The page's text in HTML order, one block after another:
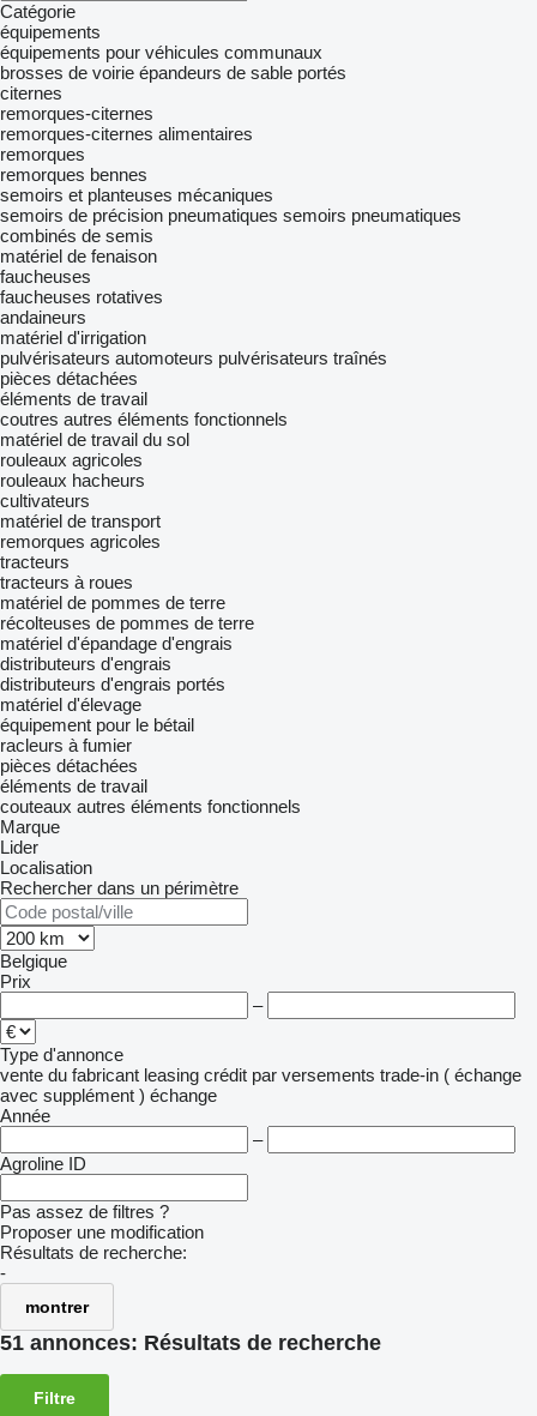
Catégorie
équipements
équipements pour véhicules communaux
brosses de voirie épandeurs de sable portés
citernes
remorques-citernes
remorques-citernes alimentaires
remorques
remorques bennes
semoirs et planteuses mécaniques
semoirs de précision pneumatiques semoirs pneumatiques
combinés de semis
matériel de fenaison
faucheuses
faucheuses rotatives
andaineurs
matériel d'irrigation
pulvérisateurs automoteurs pulvérisateurs traînés
pièces détachées
éléments de travail
coutres autres éléments fonctionnels
matériel de travail du sol
rouleaux agricoles
rouleaux hacheurs
cultivateurs
matériel de transport
remorques agricoles
tracteurs
tracteurs à roues
matériel de pommes de terre
récolteuses de pommes de terre
matériel d'épandage d'engrais
distributeurs d'engrais
distributeurs d'engrais portés
matériel d'élevage
équipement pour le bétail
racleurs à fumier
pièces détachées
éléments de travail
couteaux autres éléments fonctionnels
Marque
Lider
Localisation
Rechercher dans un périmètre
Belgique
Prix
–
Type d'annonce
vente du fabricant leasing crédit par versements trade-in ( échange
avec supplément ) échange
Année
–
Agroline ID
Pas assez de filtres ?
Proposer une modification
Résultats de recherche:
-
montrer
51 annonces: Résultats de recherche
Filtre